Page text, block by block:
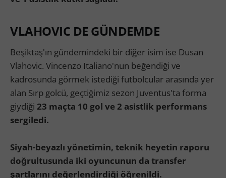
VLAHOVIC DE GÜNDEMDE
Beşiktaş'ın gündemindeki bir diğer isim ise Dusan
Vlahovic. Vincenzo Italiano'nun beğendiği ve
kadrosunda görmek istediği futbolcular arasında yer
alan Sırp golcü, geçtiğimiz sezon Juventus'ta forma
giydiği 23 maçta 10 gol ve 2 asistlik performans
sergiledi.
Siyah-beyazlı yönetimin, teknik heyetin raporu
doğrultusunda iki oyuncunun da transfer
şartlarını değerlendirdiği öğrenildi.